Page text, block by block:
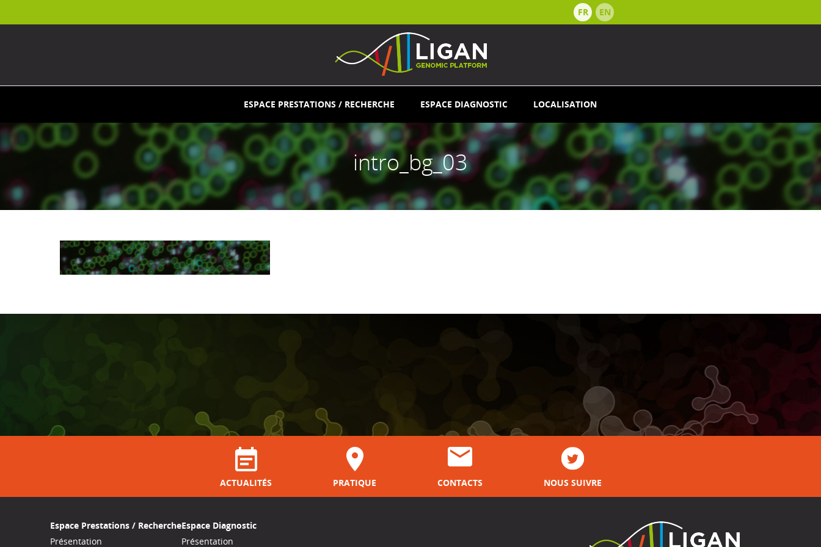
FR EN
ESPACE PRESTATIONS / RECHERCHE ESPACE DIAGNOSTIC LOCALISATION
intro_bg_03
ACTUALITÉS PRATIQUE CONTACTS NOUS SUIVRE
Espace Prestations / Recherche
Présentation
Espace Diagnostic
Présentation